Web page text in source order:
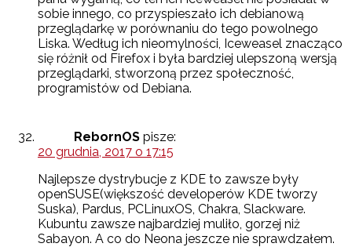
sobie innego, co przyspieszało ich debianową
przeglądarkę w porównaniu do tego powolnego
Liska. Według ich nieomylności, Iceweasel znacząco
się różnił od Firefox i była bardziej ulepszoną wersją
przeglądarki, stworzoną przez społeczność,
programistów od Debiana.
RebornOS pisze:
20 grudnia, 2017 o 17:15
Najlepsze dystrybucje z KDE to zawsze były
openSUSE(większość developerów KDE tworzy
Suska), Pardus, PCLinuxOS, Chakra, Slackware.
Kubuntu zawsze najbardziej muliło, gorzej niż
Sabayon. A co do Neona jeszcze nie sprawdzałem.